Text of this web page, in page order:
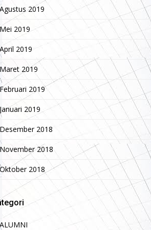
Agustus 2019
Mei 2019
April 2019
Maret 2019
Februari 2019
Januari 2019
Desember 2018
November 2018
Oktober 2018
ALUMNI